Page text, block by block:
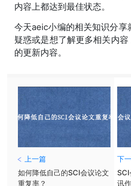
内容上都达到最佳状态。
今天aeic小编的相关知识分享
疑惑或是想了解更多相关内
的更新内容。
上一篇
如何降低自己的SCI会议论文
重复率？
下
SCI
讯